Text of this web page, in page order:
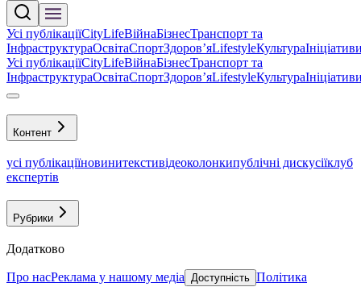
Усі публікаціїCityLifeВійнаБізнесТранспорт та
ІнфраструктураОсвітаСпортЗдоровʼяLifestyleКультура
Усі публікаціїCityLifeВійнаБізнесТранспорт та
ІнфраструктураОсвітаСпортЗдоровʼяLifestyleКультура
Контент
усі публікаціїновинитекстивідеоколонкипублічні дискусіїклуб
експертів
Рубрики
Додатково
Про насРеклама у нашому медіа Доступність Політика